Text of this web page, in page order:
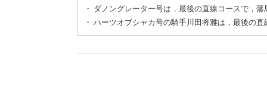
・ ダノングレーター号は，最後の直線コースで，
・ ハーツオブシャカ号の騎手川田将雅は，最後の